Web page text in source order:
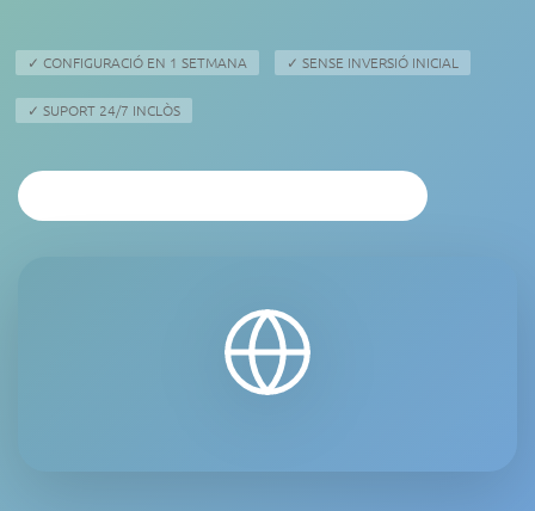
✓ CONFIGURACIÓ EN 1 SETMANA ✓ SENSE INVERSIÓ INICIAL
✓ SUPORT 24/7 INCLÒS